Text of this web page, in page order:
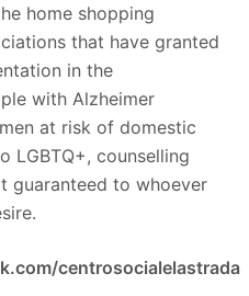
home shopping
that have granted
in the
with Alzheimer
at risk of domestic
LGBTQ+, counselling
guaranteed to whoever
centrosocialelastrada